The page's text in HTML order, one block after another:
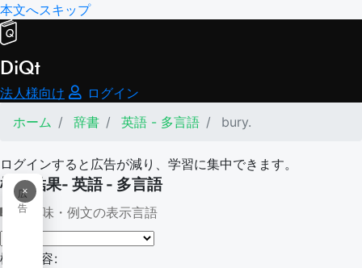
本文へスキップ
DiQt
法人様向け
ログイン
ホーム
辞書 英語 - 多言語 bury.
ログインすると広告が減り、学習に集中できます。
×
広
告
検索結果- 英語 - 多言語
意味・例文の表示言語
検索内容: